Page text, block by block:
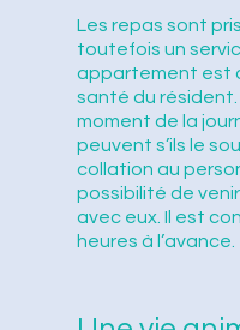
Les repas sont
toutefois un
appartement est
santé du résident.
moment de la
peuvent s’ils le
collation au
possibilité de
avec eux. Il est
heures à l’avance.